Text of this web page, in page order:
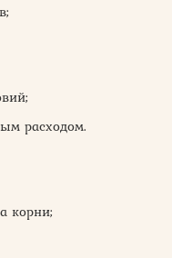
расходом.
корни;